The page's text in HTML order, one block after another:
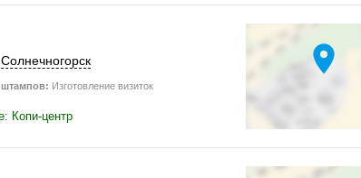
Солнечногорск
штампов: Изготовление визиток
Копи-центр
location_on